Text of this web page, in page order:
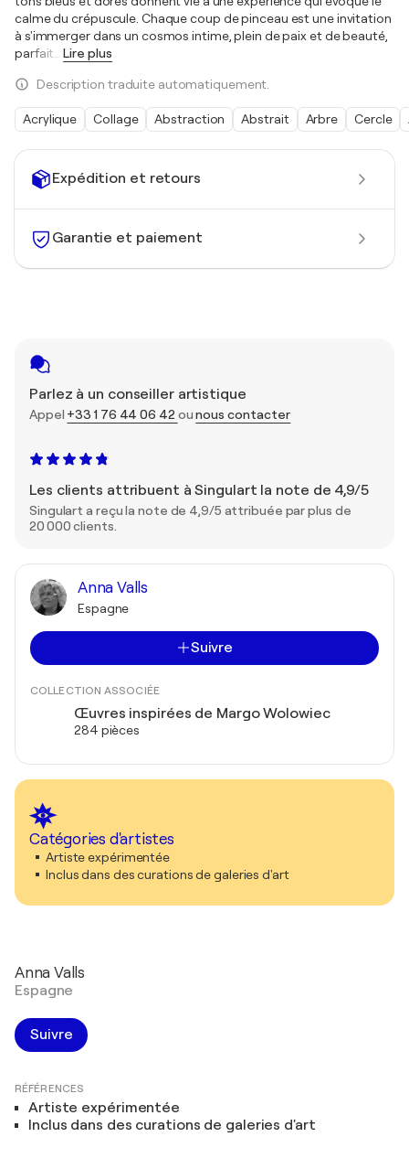
Expédition et retours
Garantie et paiement
Parlez à un conseiller artistique
Appel +33 1 76 44 06 42 ounous contacter
Les clients attribuent à Singulart la note de 4,9/5
Singulart a reçu la note de 4,9/5 attribuée par plus de
20 000 clients.
Anna Valls
Espagne
Suivre
COLLECTION ASSOCIÉE
Œuvres inspirées de Margo Wolowiec
284 pièces
Catégories d'artistes
Artiste expérimentée
Inclus dans des curations de galeries d'art
calme du crépuscule. Chaque coup de pinceau est une invitation
à s'immerger dans un cosmos intime, plein de paix et de beauté,
parfait
Lire plus
Description traduite automatiquement.
Acrylique Collage Abstraction Abstrait Arbre Cercle
Anna Valls
Espagne
Suivre
RÉFÉRENCES
Artiste expérimentée
Inclus dans des curations de galeries d'art